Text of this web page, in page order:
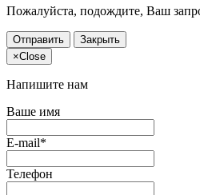
Пожалуйста, подождите, Ваш
Отправить
Закрыть
×Close
Напишите нам
Ваше имя
E-mail*
Телефон